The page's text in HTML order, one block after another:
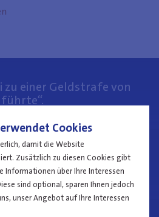
Cookies
damit die Website
Zusätzlich zu diesen Cookies gibt
Informationen über Ihre Interessen
sind optional, sparen Ihnen jedoch
unser Angebot auf Ihre Interessen
zu einer Geldstrafe von
musste 2.115.000